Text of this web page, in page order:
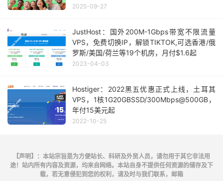
2025-09-27
JustHost：国外200M-1Gbps带宽不限流量
VPS，免费切换IP，解锁TIKTOK,可选香港/俄
罗斯/美国/荷兰等19个机房，月付$1.6起
2023-04-03
Hostiger：2022黑五优惠正式上线，土耳其
VPS，1核1G20GBSSD/300Mbps@500GB，
年付15美元起
2022-10-25
【声明】：本站宗旨是为方便站长、科研及外贸人员，请勿用于其它非法用
途！站内所有内容及资源，均来自网络。本站自身不提供任何资源的储存及下
载，若无意侵犯到您的权利，请及时与我们联系，邮箱